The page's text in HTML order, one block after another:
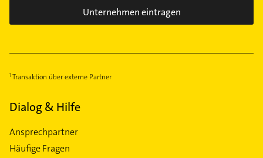
Unternehmen eintragen
Transaktion über externe Partner
Dialog & Hilfe
Ansprechpartner
Häufige Fragen